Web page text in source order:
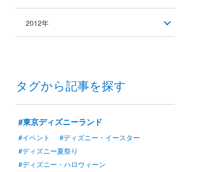
2012年
タグから記事を探す
#東京ディズニーランド
#イベント
#ディズニー・イースター
#ディズニー夏祭り
#ディズニー・ハロウィーン